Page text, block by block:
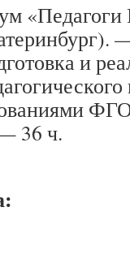
«Педагоги
и
36 ч.